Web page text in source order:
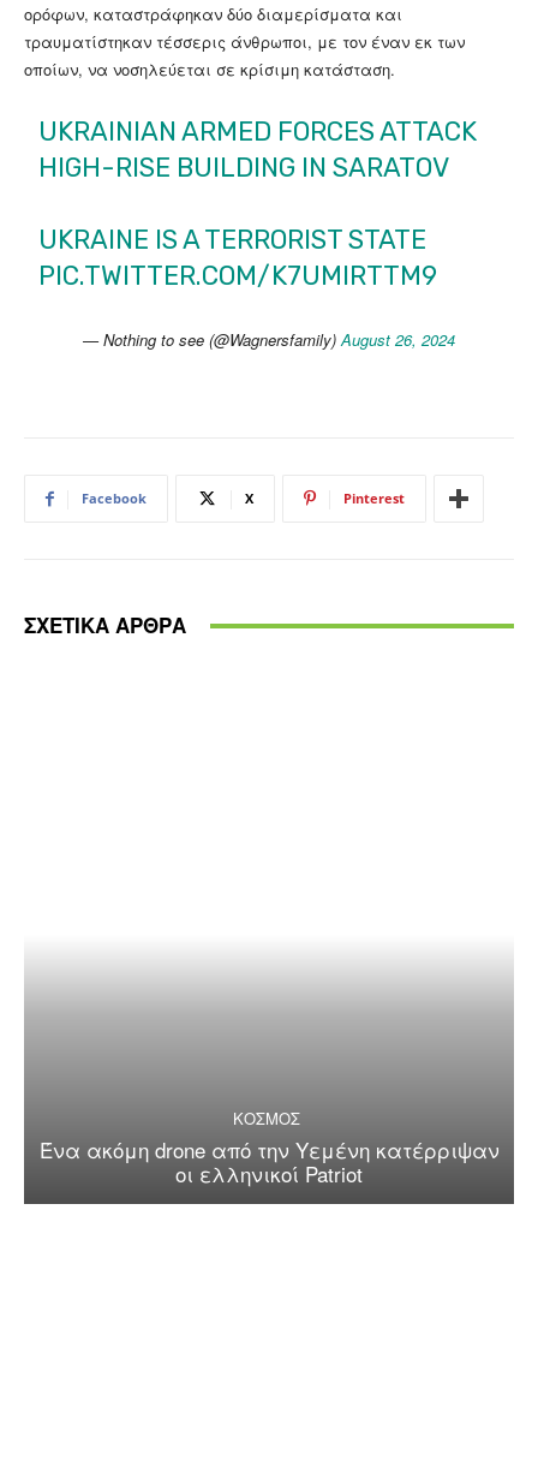
ορόφων, καταστράφηκαν δύο διαμερίσματα και
τραυματίστηκαν τέσσερις άνθρωποι, με τον έναν εκ των
οποίων, να νοσηλεύεται σε κρίσιμη κατάσταση.
UKRAINIAN ARMED FORCES ATTACK
HIGH-RISE BUILDING IN SARATOV
UKRAINE IS A TERRORIST STATE
PIC.TWITTER.COM/K7UMIRTTM9
— Nothing to see (@Wagnersfamily)August 26, 2024
Facebook X Pinterest
ΣΧΕΤΙΚΑ ΑΡΘΡΑ
ΚΟΣΜΟΣ
Ένα ακόμη drone από την Υεμένη κατέρριψαν
οι ελληνικοί Patriot